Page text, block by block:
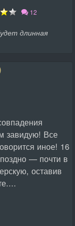
12
длинная
завидую! Все
иное! 16
— почти в
оставив